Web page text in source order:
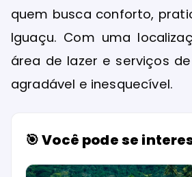
quem busca conforto,
Iguaçu. Com uma
área de lazer e serviços
agradável e inesquecível.
🎯 Você pode se